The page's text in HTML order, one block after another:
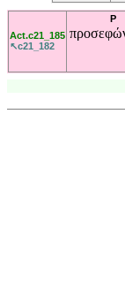
Act.c21_185
↖c21_182
P